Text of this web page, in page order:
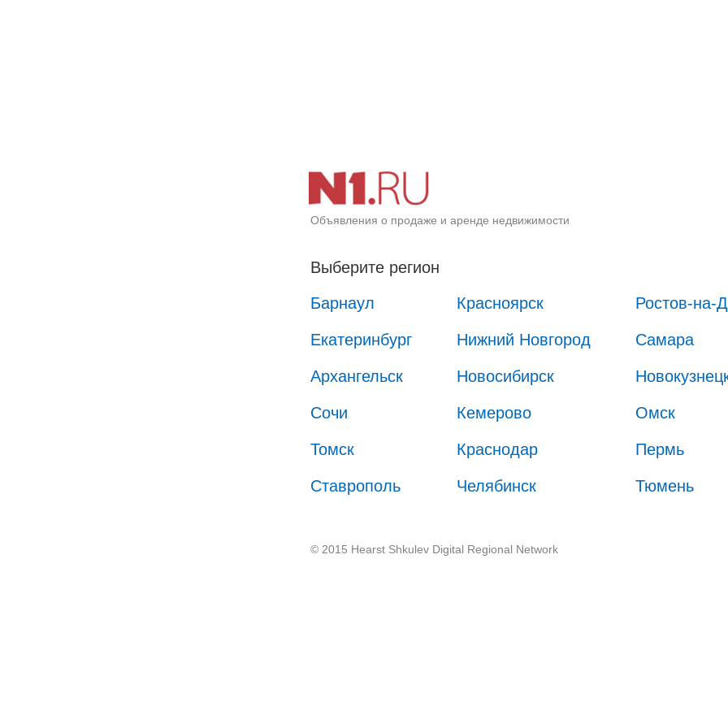
Объявления о продаже и аренде недвижимости
Выберите регион
Барнаул
Красноярск Ростов-на-
Екатеринбург Нижний Новгород Самара
Архангельск Новосибирск
Сочи Кемерово Омск
Томск Краснодар Пермь
Ставрополь Челябинск Тюмень
© 2015 Hearst Shkulev Digital Regional Network